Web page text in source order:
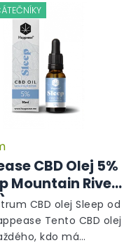
CBD Olej 5%
Mountain River
CBD olej Sleep od
Tento CBD olej
kdo má